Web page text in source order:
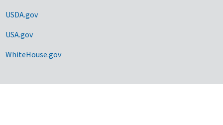
USDA.gov
USA.gov
WhiteHouse.gov